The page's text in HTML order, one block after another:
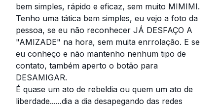
bem simples, rápido e eficaz, sem muito MIMIMI.
Tenho uma tática bem simples, eu vejo a foto da
pessoa, se eu não reconhecer JÁ DESFAÇO A
"AMIZADE" na hora, sem muita enrrolação. E se
eu conheço e não mantenho nenhum tipo de
contato, também aperto o botão para
DESAMIGAR.
É quase um ato de rebeldia ou quem um ato de
liberdade......dia a dia desapegando das redes